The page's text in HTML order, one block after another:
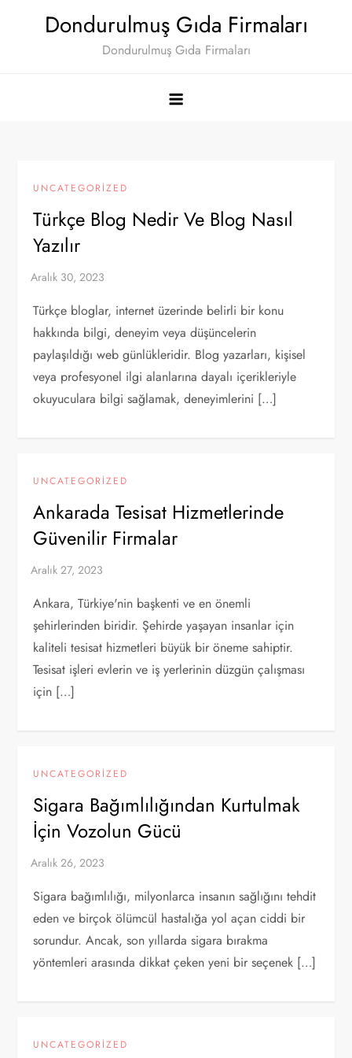
Dondurulmuş Gıda Firmaları
Dondurulmuş Gıda Firmaları
UNCATEGORIZED
Türkçe Blog Nedir Ve Blog Nasıl
Yazılır
Türkçe bloglar, internet üzerinde belirli bir konu
hakkında bilgi, deneyim veya düşüncelerin
paylaşıldığı web günlükleridir. Blog yazarları, kişisel
veya profesyonel ilgi alanlarına dayalı içerikleriyle
okuyuculara bilgi sağlamak, deneyimlerini […]
UNCATEGORIZED
Ankarada Tesisat Hizmetlerinde
Güvenilir Firmalar
Ankara, Türkiye'nin başkenti ve en önemli
şehirlerinden biridir. Şehirde yaşayan insanlar için
kaliteli tesisat hizmetleri büyük bir öneme sahiptir.
Tesisat işleri evlerin ve iş yerlerinin düzgün çalışması
için […]
UNCATEGORIZED
Sigara Bağımlılığından Kurtulmak
İçin Vozolun Gücü
Sigara bağımlılığı, milyonlarca insanın sağlığını tehdit
eden ve birçok ölümcül hastalığa yol açan ciddi bir
sorundur. Ancak, son yıllarda sigara bırakma
yöntemleri arasında dikkat çeken yeni bir seçenek […]
UNCATEGORIZED